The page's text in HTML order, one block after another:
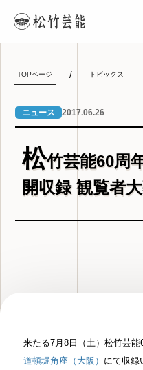
TOPページ トピックス
ニュース 2017.06.26
松竹芸能60周
開収録 観覧者
来たる7月8日（土）松竹芸能
道頓堀角座（大阪） にて収録